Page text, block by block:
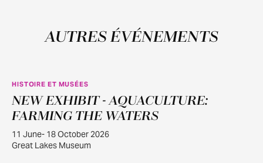
AUTRES ÉVÉNEMENTS
JUIN
11
HISTOIRE ET MUSÉES
NEW EXHIBIT - AQUACULTURE:
FARMING THE WATERS
11 June- 18 October 2026
Great Lakes Museum